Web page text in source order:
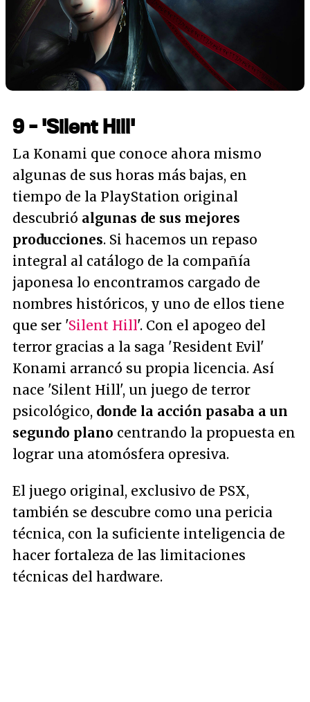
9 - 'Silent Hill'
La Konami que conoce ahora mismo
algunas de sus horas más bajas, en
tiempo de la PlayStation original
descubrió algunas de sus mejores
producciones. Si hacemos un repaso
integral al catálogo de la compañía
japonesa lo encontramos cargado de
nombres históricos, y uno de ellos tiene
que ser 'Silent Hill'. Con el apogeo del
terror gracias a la saga 'Resident Evil'
Konami arrancó su propia licencia. Así
nace 'Silent Hill', un juego de terror
psicológico, donde la acción pasaba a un
segundo plano centrando la propuesta en
lograr una atomósfera opresiva.
El juego original, exclusivo de PSX,
también se descubre como una pericia
técnica, con la suficiente inteligencia de
hacer fortaleza de las limitaciones
técnicas del hardware.